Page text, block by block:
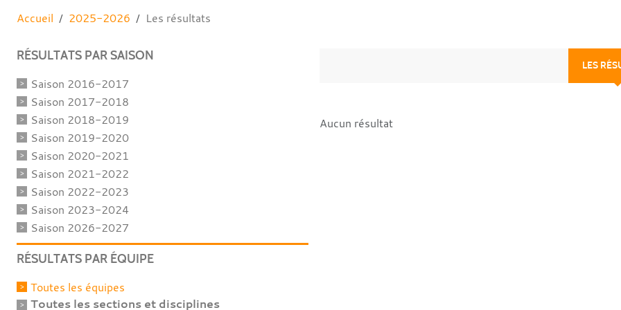
Accueil 2025-2026 Les résultats
LES
Aucun résultat
RÉSULTATS PAR SAISON
Saison 2016-2017
Saison 2017-2018
Saison 2018-2019
Saison 2019-2020
Saison 2020-2021
Saison 2021-2022
Saison 2022-2023
Saison 2023-2024
Saison 2026-2027
RÉSULTATS PAR ÉQUIPE
Toutes les équipes
Toutes les sections et disciplines